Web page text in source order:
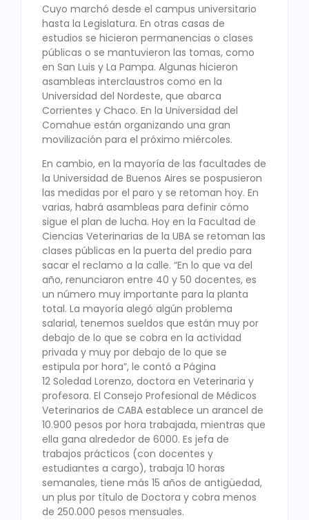
Cuyo marchó desde el campus universitario
hasta la Legislatura. En otras casas de
estudios se hicieron permanencias o clases
públicas o se mantuvieron las tomas, como
en San Luis y La Pampa. Algunas hicieron
asambleas interclaustros como en la
Universidad del Nordeste, que abarca
Corrientes y Chaco. En la Universidad del
Comahue están organizando una gran
movilización para el próximo miércoles.
En cambio, en la mayoría de las facultades de
la Universidad de Buenos Aires se pospusieron
las medidas por el paro y se retoman hoy. En
varias, habrá asambleas para definir cómo
sigue el plan de lucha. Hoy en la Facultad de
Ciencias Veterinarias de la UBA se retoman las
clases públicas en la puerta del predio para
sacar el reclamo a la calle. “En lo que va del
año, renunciaron entre 40 y 50 docentes, es
un número muy importante para la planta
total. La mayoría alegó algún problema
salarial, tenemos sueldos que están muy por
debajo de lo que se cobra en la actividad
privada y muy por debajo de lo que se
estipula por hora”, le contó a Página
12 Soledad Lorenzo, doctora en Veterinaria y
profesora. El Consejo Profesional de Médicos
Veterinarios de CABA establece un arancel de
10.900 pesos por hora trabajada, mientras que
ella gana alrededor de 6000. Es jefa de
trabajos prácticos (con docentes y
estudiantes a cargo), trabaja 10 horas
semanales, tiene más 15 años de antigüedad,
un plus por título de Doctora y cobra menos
de 250.000 pesos mensuales.